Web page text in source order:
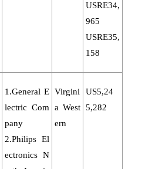
USRE34,
965
USRE35,
158
1.General E
lectric Com
pany
2.Philips El
ectronics N
Virgini
a West
ern
US5,24
5,282